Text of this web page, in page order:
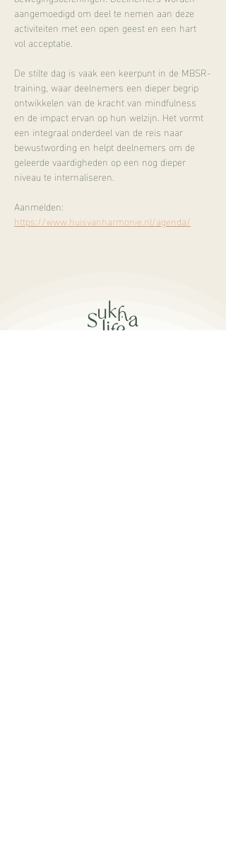
aangemoedigd om deel te nemen aan deze
activiteiten met een open geest en een hart
vol acceptatie.
De stilte dag is vaak een keerpunt in de MBSR-
training, waar deelnemers een dieper begrip
ontwikkelen van de kracht van mindfulness
en de impact ervan op hun welzijn. Het vormt
een integraal onderdeel van de reis naar
bewustwording en helpt deelnemers om de
geleerde vaardigheden op een nog dieper
niveau te internaliseren.
Aanmelden:
https://www.huisvanharmonie.nl/agenda/